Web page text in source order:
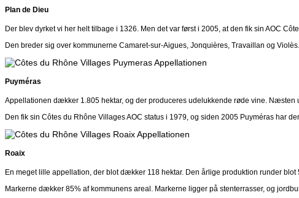
Plan de Dieu
Der blev dyrket vi her helt tilbage i 1326. Men det var først i 2005, at den fik sin AOC
Den breder sig over kommunerne Camaret-sur-Aigues, Jonquières, Travaillan og
Puyméras
Appellationen dækker 1.805 hektar, og der produceres udelukkende røde vine.
Den fik sin Côtes du Rhône Villages AOC status i 1979, og siden 2005 Puyméras har
Roaix
En meget lille appellation, der blot dækker 118 hektar. Den årlige produktion runder
Markerne dækker 85% af kommunens areal. Markerne ligger på stenterrasser, og